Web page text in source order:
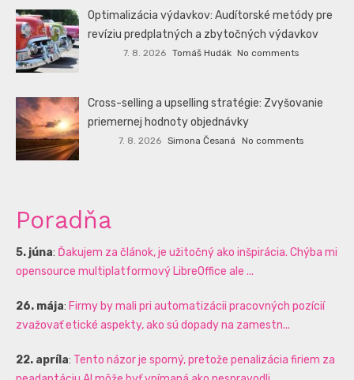
Optimalizácia výdavkov: Audítorské metódy pre
revíziu predplatných a zbytočných výdavkov
7. 8. 2026 Tomáš Hudák No comments
Cross-selling a upselling stratégie: Zvyšovanie
priemernej hodnoty objednávky
7. 8. 2026 Simona Česaná No comments
Poradňa
5. júna: Ďakujem za článok, je užitočný ako inšpirácia. Chýba mi
opensource multiplatformový LibreOffice ale ...
26. mája: Firmy by mali pri automatizácii pracovných pozícií
zvažovať etické aspekty, ako sú dopady na zamestn...
22. apríla: Tento názor je sporný, pretože penalizácia firiem za